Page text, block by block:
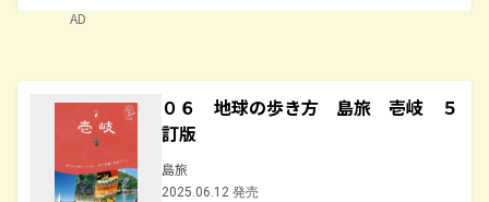
AD
０６ 地球の歩き方 島旅 壱岐 ５
訂版
島旅
2025.06.12 発売